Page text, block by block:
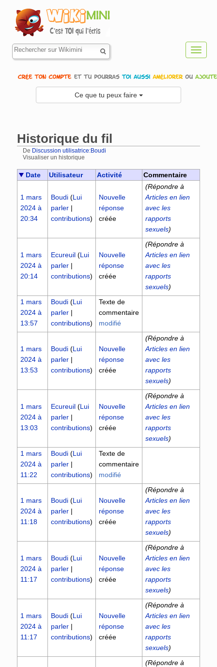
Ce que tu peux faire
Historique du fil
De Discussion utilisatrice:Boudi
Visualiser un historique
Date
Utilisateur Activité Commentaire
1 mars
2024 à
20:34
Boudi (Lui
parler|
contributions)
Nouvelle
réponse
créée
(Répondre à
Articles en lien
avec les
rapports
sexuels)
1 mars
2024 à
20:14
Ecureuil (Lui
parler|
contributions)
Nouvelle
réponse
créée
(Répondre à
Articles en lien
avec les
rapports
sexuels)
1 mars
2024 à
13:57
Boudi (Lui
parler|
contributions)
Texte de
commentaire
modifié
1 mars
2024 à
13:53
Boudi (Lui
parler|
contributions)
Nouvelle
réponse
créée
(Répondre à
Articles en lien
avec les
rapports
sexuels)
1 mars
2024 à
13:03
Ecureuil (Lui
parler|
contributions)
Nouvelle
réponse
créée
(Répondre à
Articles en lien
avec les
rapports
sexuels)
1 mars
2024 à
11:22
Boudi (Lui
parler|
contributions)
Texte de
commentaire
modifié
1 mars
2024 à
11:18
Boudi (Lui
parler|
contributions)
Nouvelle
réponse
créée
(Répondre à
Articles en lien
avec les
rapports
sexuels)
1 mars
2024 à
11:17
Boudi (Lui
parler|
contributions)
Nouvelle
réponse
créée
(Répondre à
Articles en lien
avec les
rapports
sexuels)
1 mars
2024 à
11:17
Boudi (Lui
parler|
contributions)
Nouvelle
réponse
créée
(Répondre à
Articles en lien
avec les
rapports
sexuels)
(Répondre à